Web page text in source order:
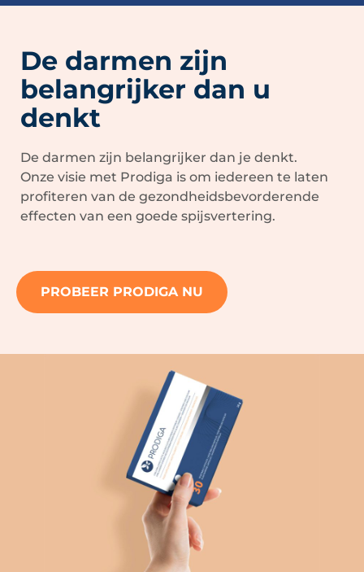
De darmen zijn
belangrijker dan u
denkt
De darmen zijn belangrijker dan je denkt.
Onze visie met Prodiga is om iedereen te laten
profiteren van de gezondheidsbevorderende
effecten van een goede spijsvertering.
PROBEER PRODIGA NU